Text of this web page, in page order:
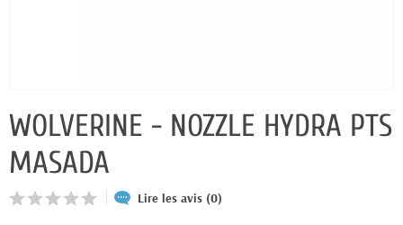
WOLVERINE - NOZZLE HYDRA PTS
MASADA
Lire les avis (0)